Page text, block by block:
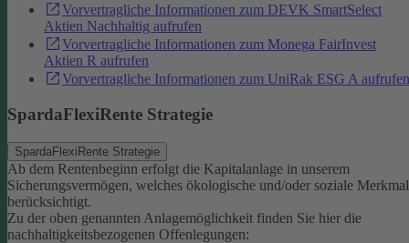
Vorvertragliche Informationen zum DEVK SmartSelect
Aktien Nachhaltig aufrufen
Vorvertragliche Informationen zum Monega FairInvest
Aktien R aufrufen
Vorvertragliche Informationen zum UniRak ESG A aufrufen
SpardaFlexiRente Strategie
SpardaFlexiRente Strategie
Ab dem Rentenbeginn erfolgt die Kapitalanlage in unserem
Sicherungsvermögen, welches ökologische und/oder soziale
berücksichtigt.
Zu der oben genannten Anlagemöglichkeit finden Sie hier die
nachhaltigkeitsbezogenen Offenlegungen: